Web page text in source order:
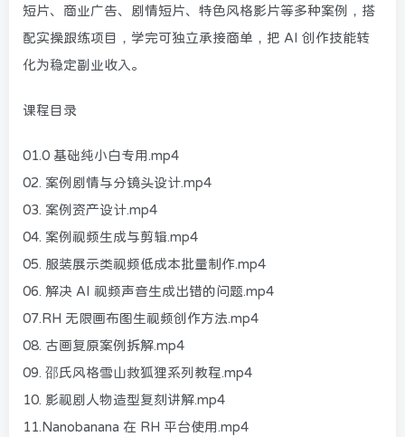
短片、商业广告、剧情短片、特色风格影片等多种案例，搭
配实操跟练项目，学完可独立承接商单，把 AI 创作技能转
化为稳定副业收入。
课程目录
01.0 基础纯小白专用.mp4
02. 案例剧情与分镜头设计.mp4
03. 案例资产设计.mp4
04. 案例视频生成与剪辑.mp4
05. 服装展示类视频低成本批量制作.mp4
06. 解决 AI 视频声音生成出错的问题.mp4
07.RH 无限画布图生视频创作方法.mp4
08. 古画复原案例拆解.mp4
09. 邵氏风格雪山救狐狸系列教程.mp4
10. 影视剧人物造型复刻讲解.mp4
11.Nanobanana 在 RH 平台使用.mp4